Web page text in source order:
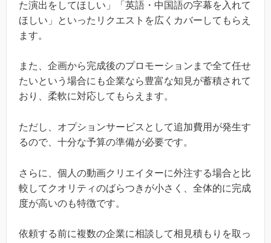
た演出をしてほしい」「英語・中国語の字幕を入れて
ほしい」といったリクエストを広くカバーしてもらえ
ます。
また、企画から完成後のプロモーションまで全て任せ
たいという場合にも企業なら豊富な知見が蓄積されて
おり、柔軟に対応してもらえます。
ただし、オプションサービスとして追加費用が発生す
るので、十分な予算の準備が必要です。
さらに、個人の動画クリエイターに外注する場合と比
較してクオリティのばらつきが小さく、全体的に完成
度が高いのも特徴です。
依頼する前に複数の企業に相談して相見積もりを取っ